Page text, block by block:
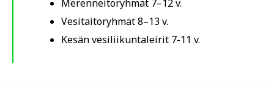
Merenneitoryhmät 7–12 v.
Vesitaitoryhmät 8–13 v.
Kesän vesiliikuntaleirit 7-11 v.